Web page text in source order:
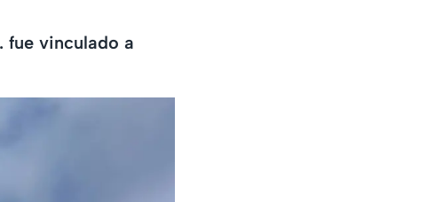
fue vinculado a